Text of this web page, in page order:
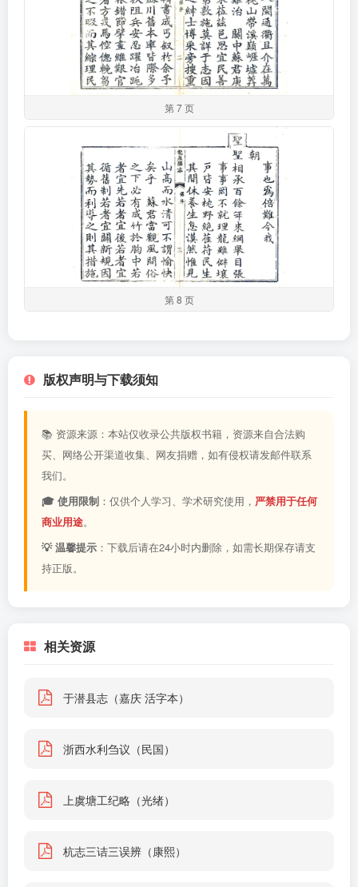
第 7 页
第 8 页
版权声明与下载须知
📚 资源来源：本站仅收录公共版权书籍，资源来自合法购
买、网络公开渠道收集、网友捐赠，如有侵权请发邮件联系
我们。
🎓 使用限制 ：仅供个人学习、学术研究使用， 严禁用于任何
商业用途。
💡 温馨提示 ：下载后请在24小时内删除，如需长期保存请支
持正版。
相关资源
于潜县志（嘉庆 活字本）
浙西水利刍议（民国）
上虞塘工纪略（光绪）
杭志三诘三误辨（康熙）